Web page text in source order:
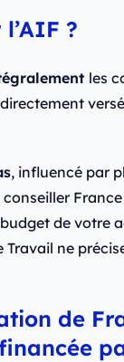
?
les
, influencé par
de votre
ne
de